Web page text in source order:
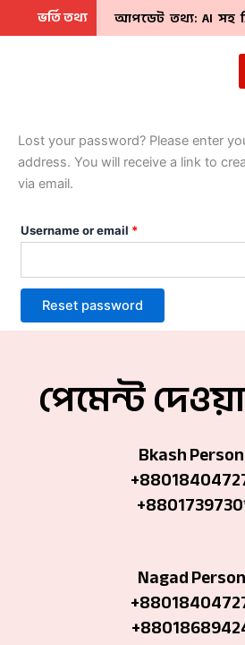
ভর্তি তথ্য
আপডেট তথ্য: AI সহ
বিজনেস গ্রোথ (লাইভ
ভর্তি চলছে। সিট শেষের
Lost your password? Please enter
address. You will receive a link to
via email.
Username or email *
Required
Reset password
পেমেন্ট
Bkash
Nagad